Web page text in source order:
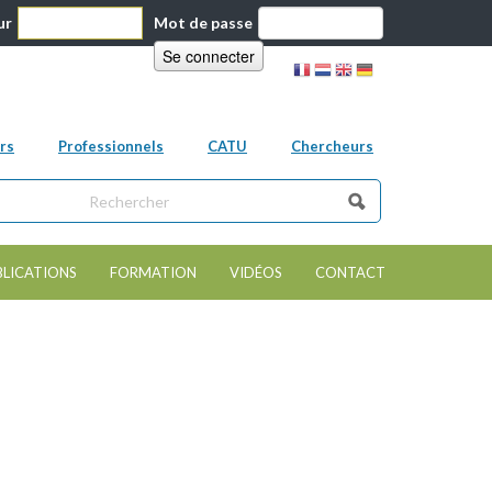
Mot de passe
Professionnels CATU Chercheurs
de recherche
FORMATION VIDÉOS CONTACT